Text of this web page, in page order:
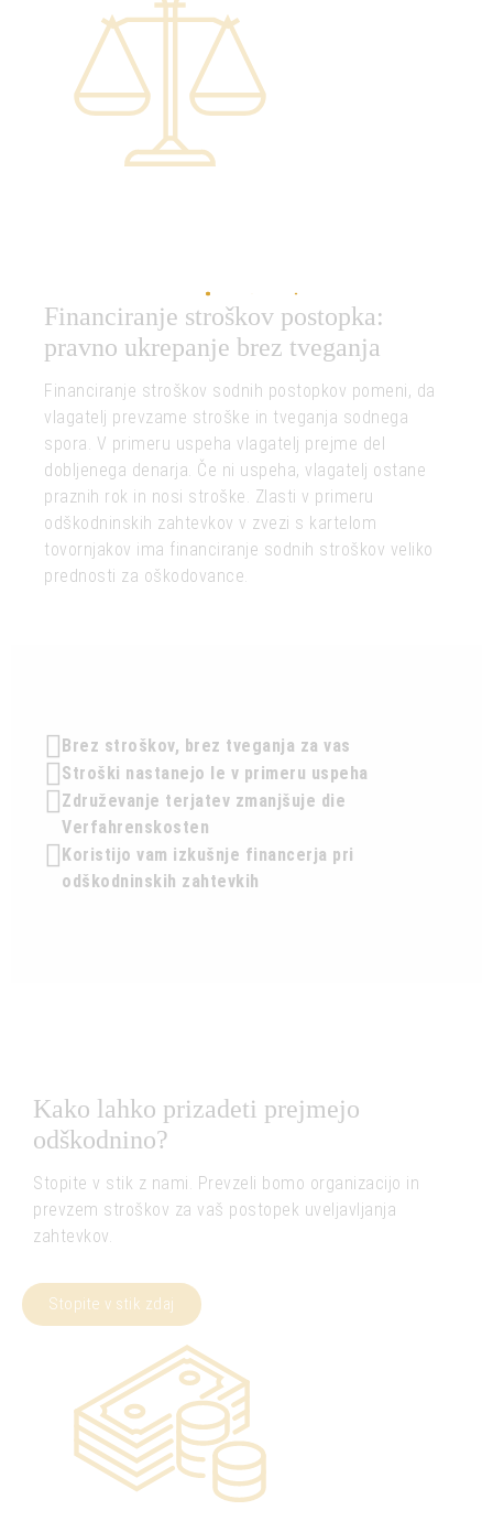
Brez stroškov, brez tveganja za vas
Stroški nastanejo le v primeru uspeha
Združevanje terjatev zmanjšuje die
Verfahrenskosten
Koristijo vam izkušnje financerja pri
odškodninskih zahtevkih
Financiranje stroškov postopka:
pravno ukrepanje brez tveganja
Financiranje stroškov sodnih postopkov pomeni, da
vlagatelj prevzame stroške in tveganja sodnega
spora. V primeru uspeha vlagatelj prejme del
dobljenega denarja. Če ni uspeha, vlagatelj ostane
praznih rok in nosi stroške. Zlasti v primeru
odškodninskih zahtevkov v zvezi s kartelom
tovornjakov ima financiranje sodnih stroškov veliko
prednosti za oškodovance.
Kako lahko prizadeti prejmejo
odškodnino?
Stopite v stik z nami. Prevzeli bomo organizacijo in
prevzem stroškov za vaš postopek uveljavljanja
zahtevkov.
Stopite v stik zdaj